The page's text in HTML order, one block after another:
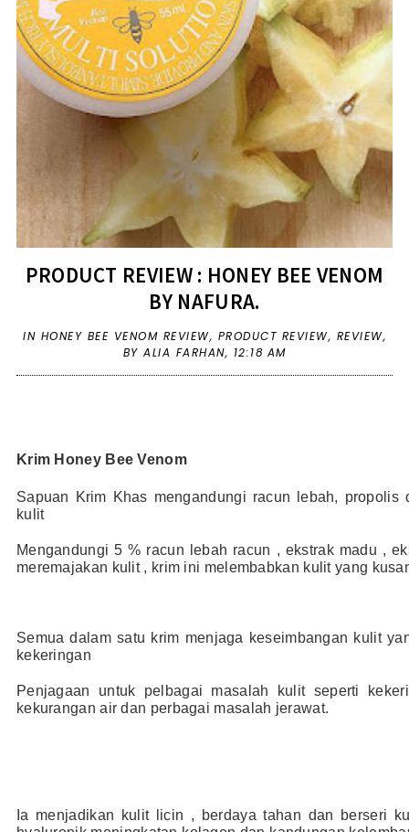
PRODUCT REVIEW : HONEY BEE VENOM
BY NAFURA.
IN HONEY BEE VENOM REVIEW, PRODUCT REVIEW, REVIEW,
BY ALIA FARHAN, 12:18 AM
Krim Honey Bee Venom
Sapuan Krim Khas mengandungi racun lebah,
kulit
Mengandungi 5 % racun lebah racun , ekstrak madu ,
meremajakan kulit , krim ini melembabkan kulit yang
Semua dalam satu krim menjaga keseimbangan kulit
kekeringan
Penjagaan untuk pelbagai masalah kulit seperti
kekurangan air dan perbagai masalah jerawat.
Ia menjadikan kulit licin , berdaya tahan dan berseri